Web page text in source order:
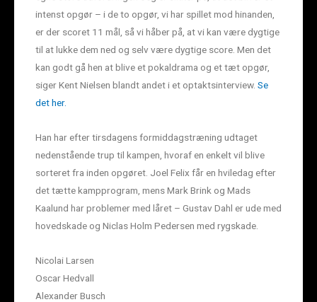
intenst opgør – i de to opgør, vi har spillet mod hinanden,
er der scoret 11 mål, så vi håber på, at vi kan være dygtige
til at lukke dem ned og selv være dygtige score. Men det
kan godt gå hen at blive et pokaldrama og et tæt opgør,
siger Kent Nielsen blandt andet i et optaktsinterview. Se
det her.
Han har efter tirsdagens formiddagstræning udtaget
nedenstående trup til kampen, hvoraf en enkelt vil blive
sorteret fra inden opgøret. Joel Felix får en hviledag efter
det tætte kampprogram, mens Mark Brink og Mads
Kaalund har problemer med låret – Gustav Dahl er ude med
hovedskade og Niclas Holm Pedersen med rygskade.
Nicolai Larsen
Oscar Hedvall
Alexander Busch